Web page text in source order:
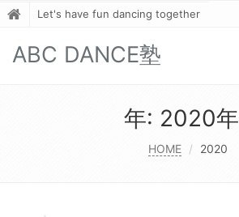
Let's have fun dancing together
ABC DANCE塾
年: 2020年
HOME 2020